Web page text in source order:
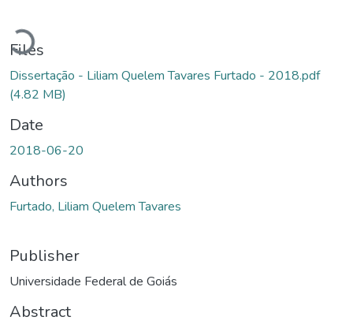
Loading...
Files
Dissertação - Liliam Quelem Tavares Furtado - 2018.pdf
(4.82 MB)
Date
2018-06-20
Authors
Furtado, Liliam Quelem Tavares
Publisher
Universidade Federal de Goiás
Abstract